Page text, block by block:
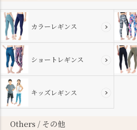
カラーレギンス
ショートレギンス
キッズレギンス
Others / その他